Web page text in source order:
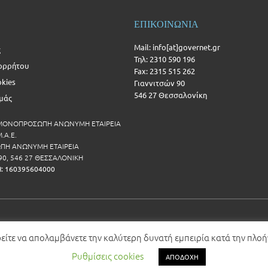
ΜΟΝΟΠΡΟΣΩΠΗ ΑΝΩΝΥΜΗ ΕΤΑΙΡΕΙΑ
ΑΝΩΝΥΜΗ ΕΤΑΙΡΕΙΑ
546 27 ΘΕΣΣΑΛΟΝΙΚΗ
160395604000
ΕΠΙΚΟΙΝΩΝΙΑ
Mail: info[at]governet.gr
Τηλ: 2310 590 196
Fax: 2315 515 262
Γιαννιτσών 90
546 27 Θεσσαλονίκη
να απολαμβάνετε την καλύτερη δυνατή εμπειρία κατά την
Ρυθμίσεις cookies
ΑΠΟΔΟΧΗ